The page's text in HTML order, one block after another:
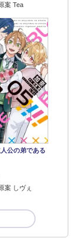
案 Tea
公の弟である
案 しヴぇ